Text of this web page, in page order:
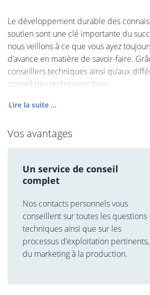
Le développement durable des
soutien sont une clé importante du
nous veillons à ce que vous ayez
d’avance en matière de savoir-faire.
conseillers techniques ainsi qu’aux
conseil des techniciens hero
Lire la suite ...
Vos avantages
Un service de conseil
complet
Nos contacts personnels vous
conseillent sur toutes les questions
techniques ainsi que sur les
processus d’exploitation pertinents,
du marketing à la production.